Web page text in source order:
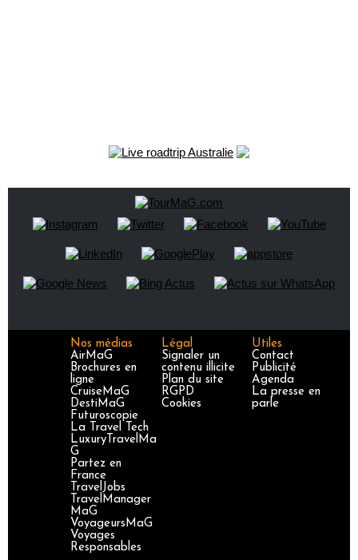
Nos médias
AirMaG
Brochures en
ligne
CruiseMaG
DestiMaG
Futuroscopie
La Travel Tech
LuxuryTravelMa
G
Partez en
France
TravelJobs
TravelManager
MaG
VoyageursMaG
Voyages
Responsables
Légal
Signaler un
contenu illicite
Plan du site
RGPD
Cookies
Utiles
Contact
Publicité
Agenda
La presse en
parle